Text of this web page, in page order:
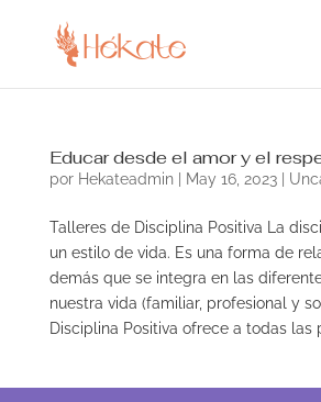
Educar desde el amor y el
por Hekateadmin| May 16, 2023|
Talleres de Disciplina Positiva La
un estilo de vida. Es una forma de
demás que se integra en las
nuestra vida (familiar, profesional y
Disciplina Positiva ofrece a todas las